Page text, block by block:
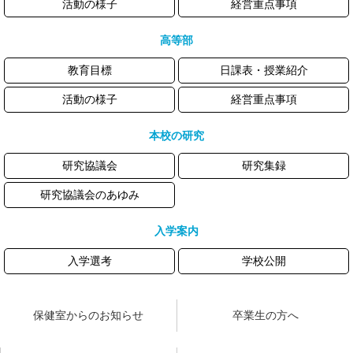
活動の様子 経営重点事項
高等部
教育目標 日課表・授業紹介
活動の様子 経営重点事項
本校の研究
研究協議会 研究集録
研究協議会のあゆみ
入学案内
入学選考 学校公開
保健室からのお知らせ 卒業生の方へ